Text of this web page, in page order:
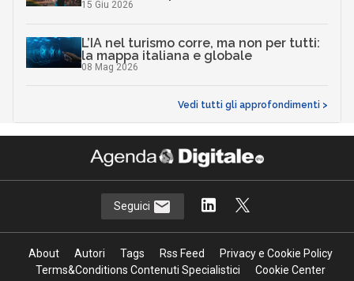
15 Giu 2026
L’IA nel turismo corre, ma non per tutti:
la mappa italiana e globale
08 Mag 2026
Vedi tutti gli approfondimenti >
Seguici
About Autori Tags Rss Feed
Privacy e Cookie Policy
Terms&Conditions Contenuti Specialistici
Cookie Center